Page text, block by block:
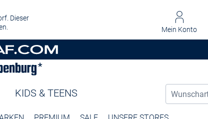
Dieser
Mein Konto
KIDS & TEENS